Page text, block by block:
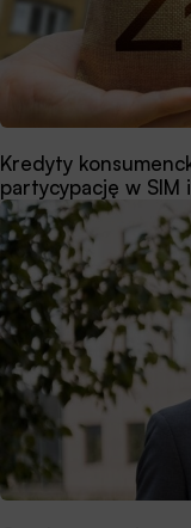
Kredyty
partycypację w SIM